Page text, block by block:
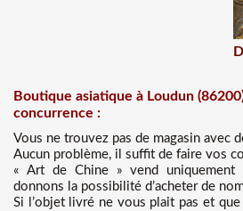
Boutique asiatique à Loudun
concurrence :
Vous ne trouvez pas de magasin avec
Aucun problème, il suffit de faire vos
« Art de Chine » vend
donnons la possibilité d’acheter de
Si l’objet livré ne vous plait pas et